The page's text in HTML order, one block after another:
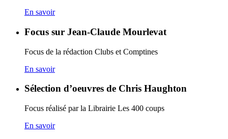
En savoir
Focus sur Jean-Claude Mourlevat
Focus de la rédaction Clubs et Comptines
En savoir
Sélection d’oeuvres de Chris Haughton
Focus réalisé par la Librairie Les 400 coups
En savoir